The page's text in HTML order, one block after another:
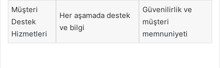
Müşteri
Destek
Hizmetleri
Her aşamada destek
ve bilgi
Güvenilirlik ve
müşteri
memnuniyeti